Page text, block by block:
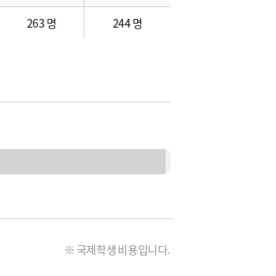
263 명
244 명
※ 국제학생 비용입니다.